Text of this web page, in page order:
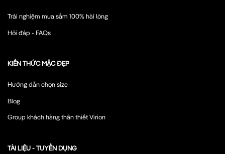
Trải nghiệm mua sắm 100% hài lòng
Hỏi đáp - FAQs
KIẾN THỨC MẶC ĐẸP
Hướng dẫn chọn size
Blog
Group khách hàng thân thiết Virion
TÀI LIỆU - TUYỂN DỤNG